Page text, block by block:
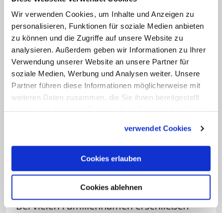
Wir verwenden Cookies, um Inhalte und Anzeigen zu
personalisieren, Funktionen für soziale Medien anbieten
zu können und die Zugriffe auf unsere Website zu
analysieren. Außerdem geben wir Informationen zu Ihrer
Verwendung unserer Website an unsere Partner für
soziale Medien, Werbung und Analysen weiter. Unsere
Partner führen diese Informationen möglicherweise mit
weiteren Daten zusammen, die Sie ihnen bereitgestellt
verwendet Cookies
Cookies erlauben
Cookies ablehnen
Adenauer heißt, hatte Vorfahren in
Adenau oder Antwerpen. Wer Beck heißt,
dessen Vorfahren lebten an Bächen, die
Waldmanns oder Buschs wohnten nahe
bei Wäldern. Auf charakterliche oder
körperliche Merkmale verweisen
Familiennamen wie Sonnenschein, Kühn,
auch aus den Vornamen der Väter
- Bernd, Sohn des Jens.
Kein Osterhase im Namen
Bei vielen Familiennamen erschließen